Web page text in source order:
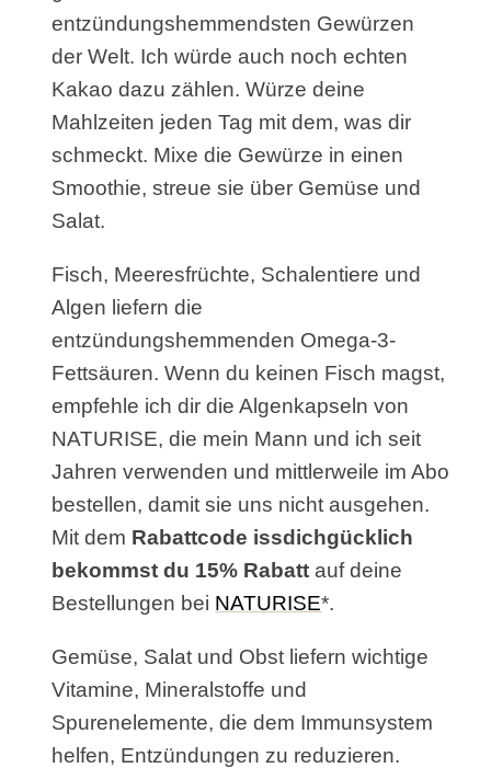
entzündungshemmendsten Gewürzen
der Welt. Ich würde auch noch echten
Kakao dazu zählen. Würze deine
Mahlzeiten jeden Tag mit dem, was dir
schmeckt. Mixe die Gewürze in einen
Smoothie, streue sie über Gemüse und
Salat.
Fisch, Meeresfrüchte, Schalentiere und
Algen liefern die
entzündungshemmenden Omega-3-
Fettsäuren. Wenn du keinen Fisch magst,
empfehle ich dir die Algenkapseln von
NATURISE, die mein Mann und ich seit
Jahren verwenden und mittlerweile im Abo
bestellen, damit sie uns nicht ausgehen.
Mit dem Rabattcode issdichgücklich
bekommst du 15% Rabatt auf deine
Bestellungen bei NATURISE*.
Gemüse, Salat und Obst liefern wichtige
Vitamine, Mineralstoffe und
Spurenelemente, die dem Immunsystem
helfen, Entzündungen zu reduzieren.